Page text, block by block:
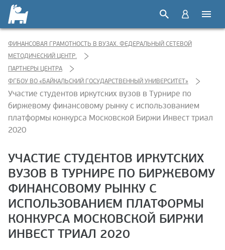
ФИНАНСОВАЯ ГРАМОТНОСТЬ В ВУЗАХ. ФЕДЕРАЛЬНЫЙ СЕТЕВОЙ
МЕТОДИЧЕСКИЙ ЦЕНТР.
ПАРТНЕРЫ ЦЕНТРА
ФГБОУ ВО «БАЙКАЛЬСКИЙ ГОСУДАРСТВЕННЫЙ УНИВЕРСИТЕТ»
Участие студентов иркутских вузов в Турнире по
биржевому финансовому рынку с использованием
платформы конкурса Московской Биржи Инвест триал
2020
УЧАСТИЕ СТУДЕНТОВ ИРКУТСКИХ
ВУЗОВ В ТУРНИРЕ ПО БИРЖЕВОМУ
ФИНАНСОВОМУ РЫНКУ С
ИСПОЛЬЗОВАНИЕМ ПЛАТФОРМЫ
КОНКУРСА МОСКОВСКОЙ БИРЖИ
ИНВЕСТ ТРИАЛ 2020